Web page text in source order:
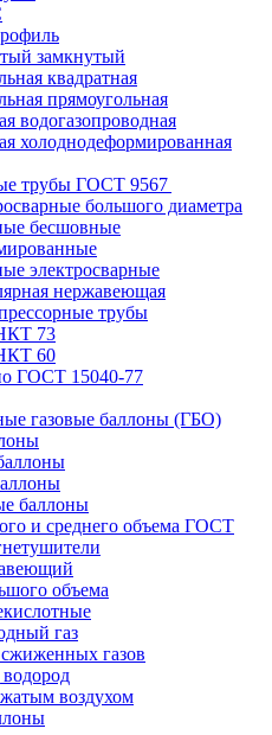
замкнутый
квадратная
прямоугольная
водогазопроводная
холоднодеформированная
трубы ГОСТ 9567
большого диаметра
бесшовные
электросварные
нержавеющая
трубы
73
60
ГОСТ 15040-77
газовые баллоны (ГБО)
баллоны
и среднего объема ГОСТ
объема
газ
газов
воздухом